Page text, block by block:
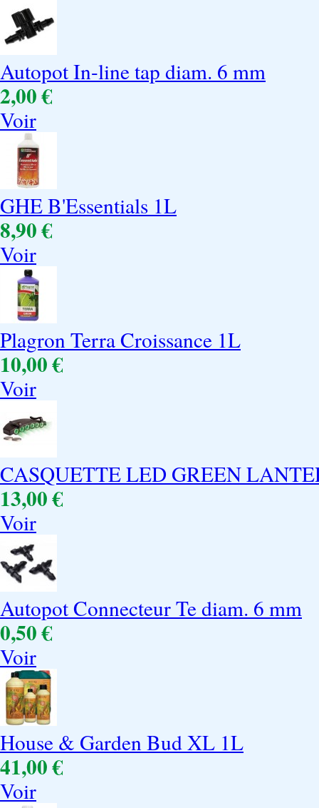
Autopot In-line tap diam. 6 mm
2,00 €
Voir
GHE B'Essentials 1L
8,90 €
Voir
Plagron Terra Croissance 1L
10,00 €
Voir
CASQUETTE LED GREEN
13,00 €
Voir
Autopot Connecteur Te diam. 6 mm
0,50 €
Voir
House & Garden Bud XL 1L
41,00 €
Voir